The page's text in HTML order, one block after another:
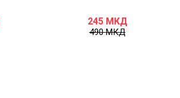
245 МКД
490МКД